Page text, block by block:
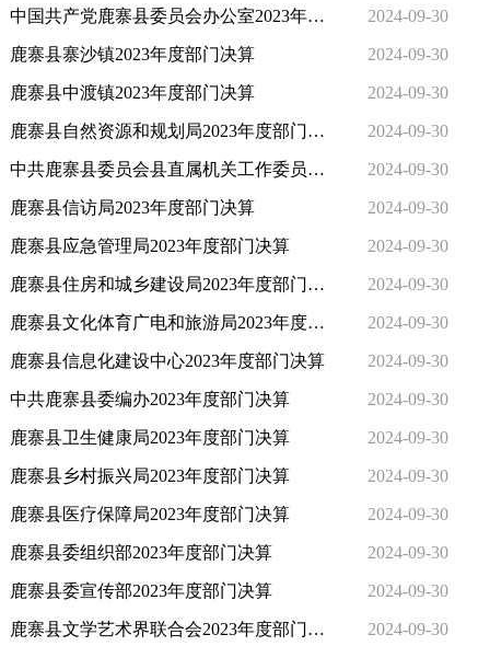
中国共产党鹿寨县委员会办公室2023年度部门决算 2024-09-30
鹿寨县寨沙镇2023年度部门决算 2024-09-30
鹿寨县中渡镇2023年度部门决算 2024-09-30
鹿寨县自然资源和规划局2023年度部门决算 2024-09-30
中共鹿寨县委员会县直属机关工作委员会2023年度部门决算 2024-09-30
鹿寨县信访局2023年度部门决算 2024-09-30
鹿寨县应急管理局2023年度部门决算 2024-09-30
鹿寨县住房和城乡建设局2023年度部门决算 2024-09-30
鹿寨县文化体育广电和旅游局2023年度部门决算 2024-09-30
鹿寨县信息化建设中心2023年度部门决算 2024-09-30
中共鹿寨县委编办2023年度部门决算 2024-09-30
鹿寨县卫生健康局2023年度部门决算 2024-09-30
鹿寨县乡村振兴局2023年度部门决算 2024-09-30
鹿寨县医疗保障局2023年度部门决算 2024-09-30
鹿寨县委组织部2023年度部门决算 2024-09-30
鹿寨县委宣传部2023年度部门决算 2024-09-30
鹿寨县文学艺术界联合会2023年度部门决算 2024-09-30